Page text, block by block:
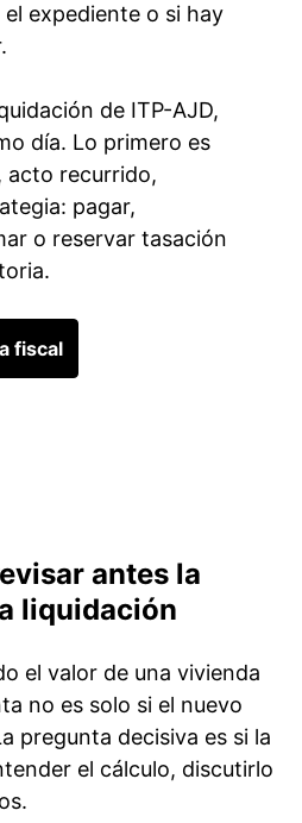
expediente o si hay
de ITP-AJD,
día. Lo primero es
acto recurrido,
pagar,
o reservar tasación
fiscal
antes la
liquidación
el valor de una vivienda
no es solo si el nuevo
pregunta decisiva es si la
el cálculo, discutirlo